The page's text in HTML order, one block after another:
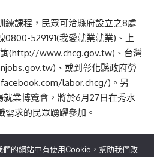
練課程，民眾可洽縣府設立之8處
529191(我愛就業就業)、上
(http://www.chcg.gov.tw)、台灣
、或到彰化縣政府勞
labor.chcg/)。另
業博覽會，將於6月27日在秀水
求的民眾踴躍參加。
的網站中有使用Cookie，幫助我們改